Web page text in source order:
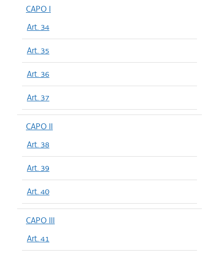
CAPO I
Art. 34
Art. 35
Art. 36
Art. 37
CAPO II
Art. 38
Art. 39
Art. 40
CAPO III
Art. 41